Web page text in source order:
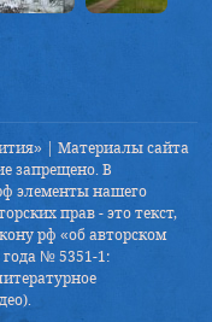
| Материалы сайта
запрещено. В
элементы нашего
прав - это текст,
рф «об авторском
№ 5351-1: